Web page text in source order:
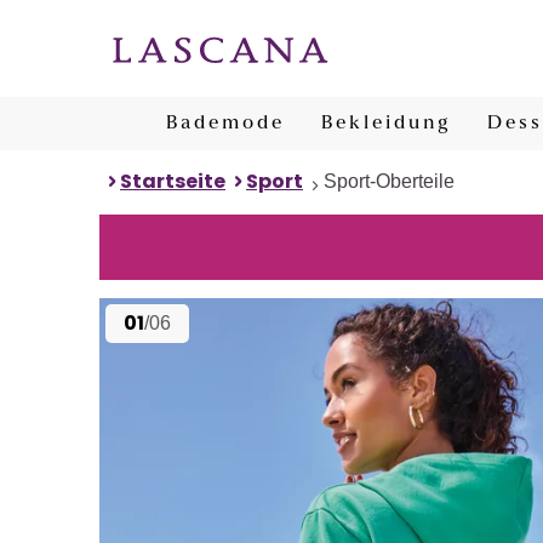
Bademode Bekleidung
Startseite Sport Sport-Oberteile
01/06